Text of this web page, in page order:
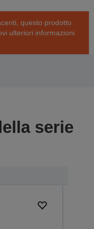
questo prodotto
ulteriori informazioni
serie